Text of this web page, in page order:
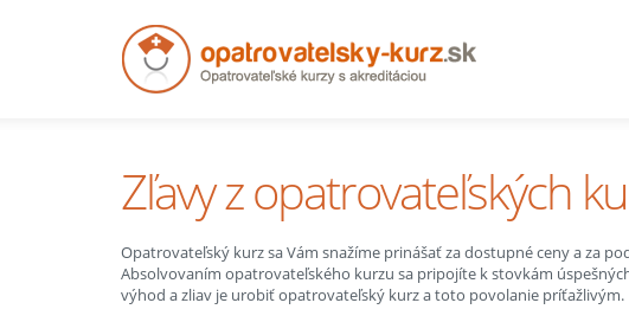
Zľavy z opatrovateľských
Opatrovateľský kurz sa Vám snažíme prinášať za dostupné ceny a za
Absolvovaním opatrovateľského kurzu sa pripojíte k stovkám
výhod a zliav je urobiť opatrovateľský kurz a toto povolanie príťažlivým.